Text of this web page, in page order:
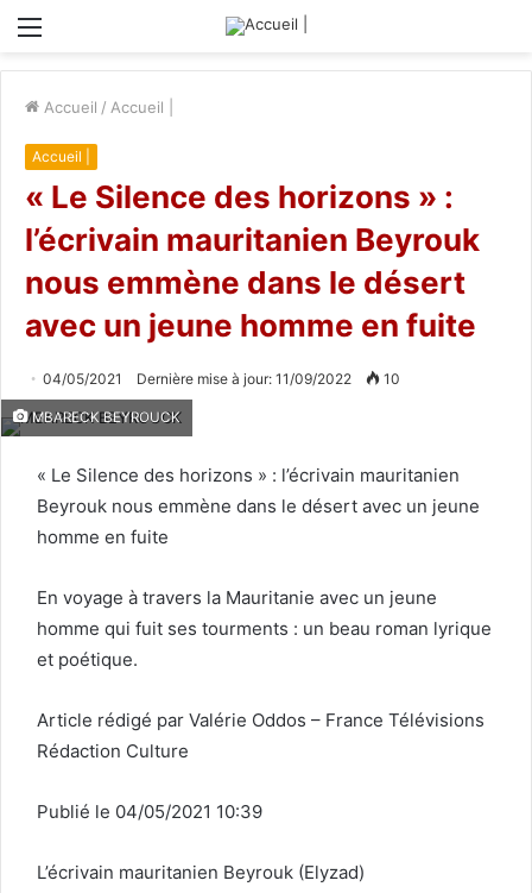
Menu
Accueil / Accueil |
Accueil |
« Le Silence des horizons » :
l’écrivain mauritanien Beyrouk
nous emmène dans le désert
avec un jeune homme en fuite
04/05/2021 Dernière mise à jour: 11/09/2022 10
MBARECK BEYROUCK
« Le Silence des horizons » : l’écrivain mauritanien
Beyrouk nous emmène dans le désert avec un jeune
homme en fuite
En voyage à travers la Mauritanie avec un jeune
homme qui fuit ses tourments : un beau roman lyrique
et poétique.
Article rédigé par Valérie Oddos – France Télévisions
Rédaction Culture
Publié le 04/05/2021 10:39
L’écrivain mauritanien Beyrouk (Elyzad)